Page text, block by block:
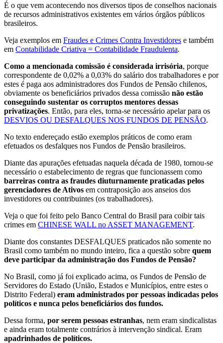
É o que vem acontecendo nos diversos tipos de conselhos nacionais
de recursos administrativos existentes em vários órgãos públicos
brasileiros.
Veja exemplos em Fraudes e Crimes Contra Investidores e também
em Contabilidade Criativa = Contabilidade Fraudulenta.
Como a mencionada comissão é considerada irrisória, porque
correspondente de 0,02% a 0,03% do salário dos trabalhadores e por
estes é paga aos administradores dos Fundos de Pensão chilenos,
obviamente os beneficiários privados dessa comissão não estão
conseguindo sustentar os corruptos mentores dessas
privatizações. Então, para eles, torna-se necessário apelar para os
DESVIOS OU DESFALQUES NOS FUNDOS DE PENSÃO.
No texto endereçado estão exemplos práticos de como eram
efetuados os desfalques nos Fundos de Pensão brasileiros.
Diante das apurações efetuadas naquela década de 1980, tornou-se
necessário o estabelecimento de regras que funcionassem como
barreiras contra as fraudes diuturnamente praticadas pelos
gerenciadores de Ativos em contraposição aos anseios dos
investidores ou contribuintes (os trabalhadores).
Veja o que foi feito pelo Banco Central do Brasil para coibir tais
crimes em CHINESE WALL no ASSET MANAGEMENT.
Diante dos constantes DESFALQUES praticados não somente no
Brasil como também no mundo inteiro, fica a questão sobre quem
deve participar da administração dos Fundos de Pensão?
No Brasil, como já foi explicado acima, os Fundos de Pensão de
Servidores do Estado (União, Estados e Municípios, entre estes o
Distrito Federal) eram administrados por pessoas indicadas pelos
políticos e nunca pelos beneficiários dos fundos.
Dessa forma, por serem pessoas estranhas, nem eram sindicalistas
e ainda eram totalmente contrários à intervenção sindical. Eram
apadrinhados de políticos.